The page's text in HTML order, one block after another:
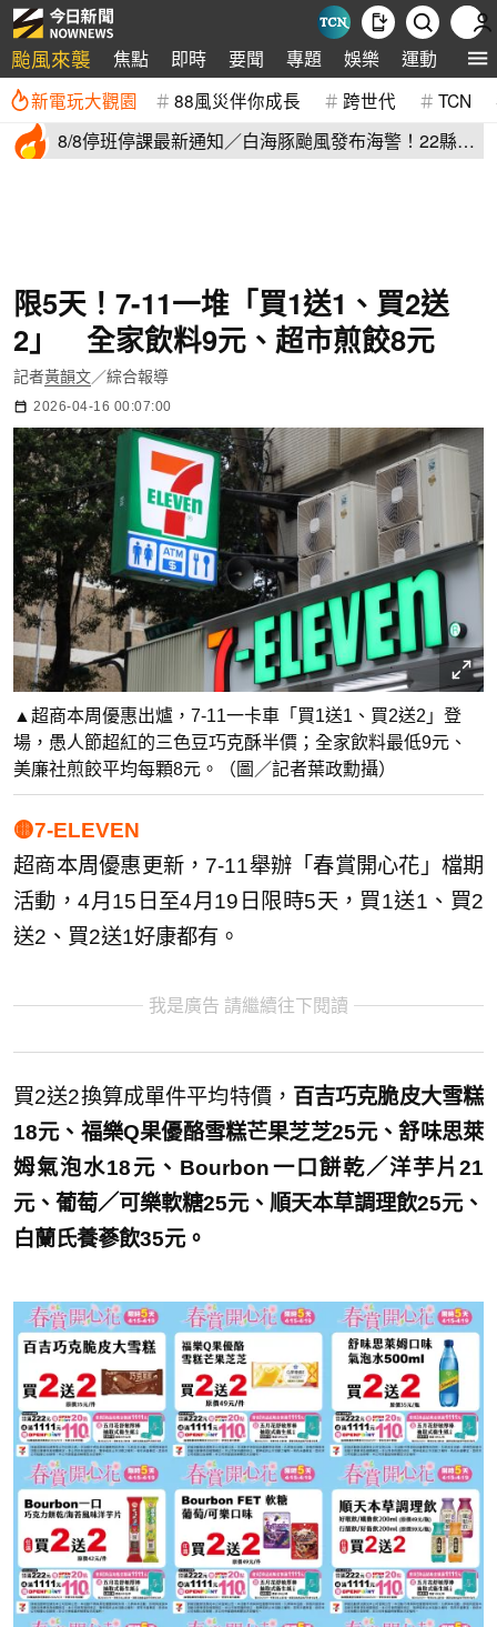
颱風來襲 焦點 即時 要聞 專題 娛樂 運動 全球
新電玩大觀園 88風災伴你成長 跨世代 TCN
8/8停班停課最新通知／白海豚颱風發布海警！22縣市
限5天！7-11一堆「買1送1、買2送
2」 全家飲料9元、超市煎餃8元
記者黃韻文／綜合報導
2026-04-16 00:07:00
▲超商本周優惠出爐，7-11一卡車「買1送1、買2送2」登
場，愚人節超紅的三色豆巧克酥半價；全家飲料最低9元、
美廉社煎餃平均每顆8元。（圖／記者葉政勳攝）
🟡7-ELEVEN
超商本周優惠更新，7-11舉辦「春賞開心花」檔期
活動，4月15日至4月19日限時5天，買1送1、買2
送2、買2送1好康都有。
我是廣告 請繼續往下閱讀
買2送2換算成單件平均特價， 百吉巧克脆皮大雪糕
18元、福樂Q果優酪雪糕芒果芝芝25元、舒味思萊
姆氣泡水18元、Bourbon一口餅乾／洋芋片21
元、葡萄／可樂軟糖25元、順天本草調理飲25元、
白蘭氏養蔘飲35元。